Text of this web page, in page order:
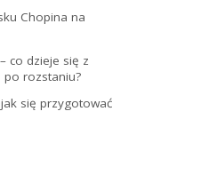
Chopina na
co dzieje się z
rozstaniu?
się przygotować